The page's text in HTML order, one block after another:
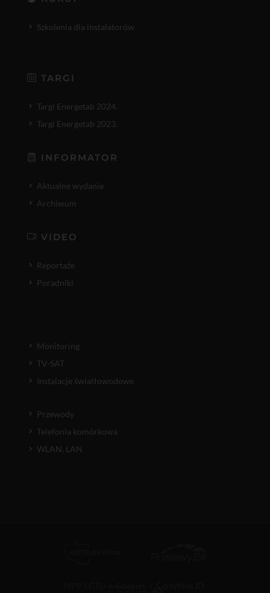
Szkolenia dla instalatorów
TARGI
Targi Energetab 2024.
Targi Energetab 2023.
INFORMATOR
Aktualne wydanie
Archiwum
VIDEO
Reportaże
Poradniki
Monitoring
TV-SAT
Instalacje światłowodowe
Przewody
Telefonia komórkowa
WLAN, LAN